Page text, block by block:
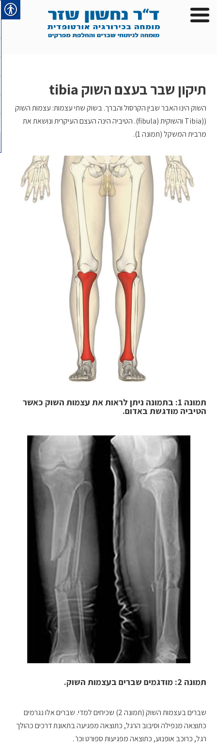
תיקון שבר בעצם השוק tibia
השוק הינו האבר שבין הקרסול והברך. בשוק שתי עצמות: עצמות השוק
((Tibia והשוקית (fibula). הטיביה הינה העצם העיקרית ונושאת את
מרבית המשקל (תמונה 1).
תמונה 1: בתמונה ניתן לראות את עצמות השוק כאשר
הטיביה מודגשת באדום.
תמונה 2: מודגמים שברים בעצמות השוק.
שברים בעצמות השוק (תמונה 2) שכיחים למדי. שברים אלו נגרמים
כתוצאה מנפילה וסיבוב הרגל, כתוצאה מפגיעה בתאונת דרכים כהולך
רגל, כרוכב אופנוע, כתוצאה מפגיעות ספורט וכו' .